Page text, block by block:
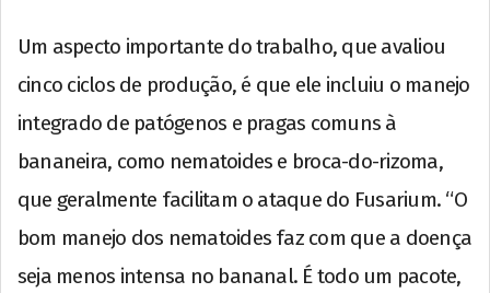
Um aspecto importante do trabalho, que avaliou
cinco ciclos de produção, é que ele incluiu o manejo
integrado de patógenos e pragas comuns à
bananeira, como nematoides e broca-do-rizoma,
que geralmente facilitam o ataque do Fusarium. “O
bom manejo dos nematoides faz com que a doença
seja menos intensa no bananal. É todo um pacote,